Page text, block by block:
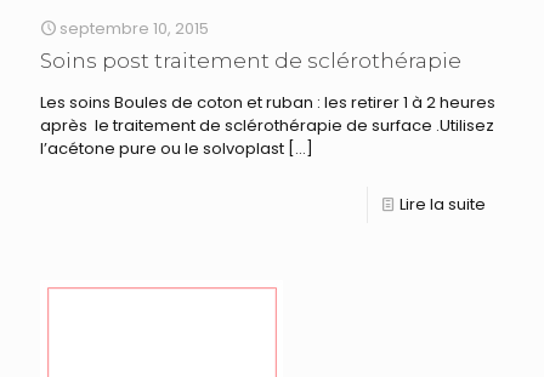
septembre 10, 2015
Soins post traitement de sclérothérapie
Les soins Boules de coton et ruban : les retirer 1 à 2 heures
après le traitement de sclérothérapie de surface .Utilisez
l’acétone pure ou le solvoplast […]
Lire la suite